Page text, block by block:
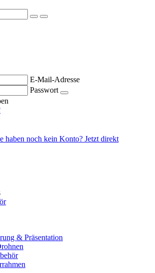
E-Mail-Adresse
Passwort
haben noch kein Konto? Jetzt direkt
& Präsentation